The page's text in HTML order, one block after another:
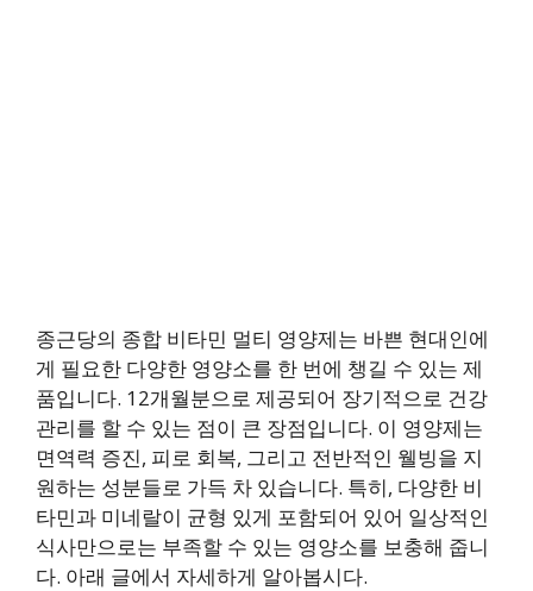
종근당의 종합 비타민 멀티 영양제는 바쁜 현대인에
게 필요한 다양한 영양소를 한 번에 챙길 수 있는 제
품입니다. 12개월분으로 제공되어 장기적으로 건강
관리를 할 수 있는 점이 큰 장점입니다. 이 영양제는
면역력 증진, 피로 회복, 그리고 전반적인 웰빙을 지
원하는 성분들로 가득 차 있습니다. 특히, 다양한 비
타민과 미네랄이 균형 있게 포함되어 있어 일상적인
식사만으로는 부족할 수 있는 영양소를 보충해 줍니
다. 아래 글에서 자세하게 알아봅시다.